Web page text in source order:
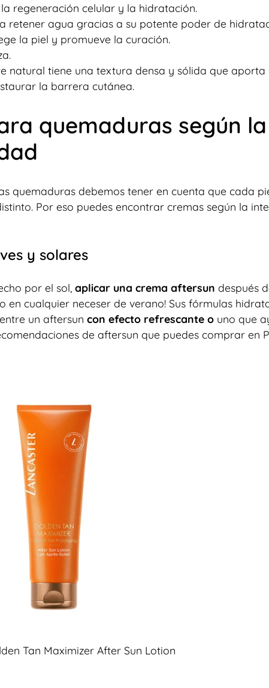
regeneración celular y la hidratación.
retener agua gracias a su potente poder de
la piel y promueve la curación.
natural tiene una textura densa y sólida que aporta
la barrera cutánea.
quemaduras según la
quemaduras debemos tener en cuenta que cada
Por eso puedes encontrar cremas según la
y solares
por el sol, aplicar una crema aftersun después
en cualquier neceser de verano! Sus fórmulas
un aftersun con efecto refrescante ouno que
de aftersun que puedes comprar en
Tan Maximizer After Sun Lotion